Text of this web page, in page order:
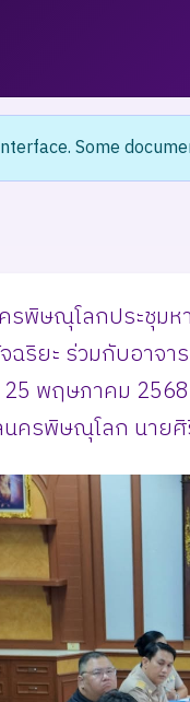
Some
รพิษณุโลกประชุม
ริยะ ร่วมกับอาจ
พฤษภาคม
นครพิษณุโลก นาย